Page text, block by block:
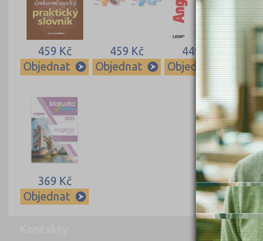
459 Kč
Objednat
459 Kč
Objednat
449 Kč
Objednat
369 Kč
Objednat